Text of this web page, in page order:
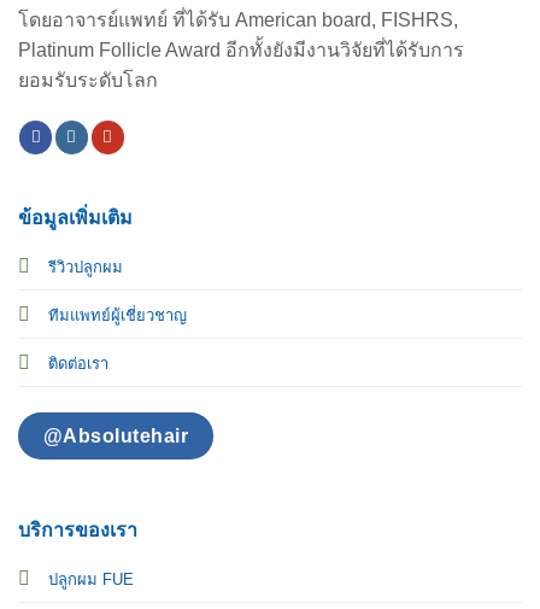
โดยอาจารย์แพทย์ ที่ได้รับ American board, FISHRS,
Platinum Follicle Award อีกทั้งยังมีงานวิจัยที่ได้รับการ
ยอมรับระดับโลก
บริการของเรา
ปลูกผม FUE
ข้อมูลเพิ่มเติม
รีวิวปลูกผม
ทีมแพทย์ผู้เชี่ยวชาญ
ติดต่อเรา
@Absolutehair